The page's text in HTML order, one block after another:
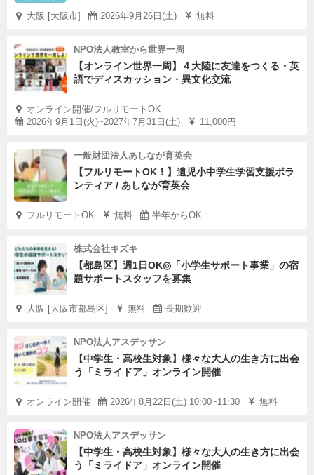
大阪 [大阪市] 2026年9月26日(土) 無料
NPO法人教室から世界一周
【オンライン世界一周】４大陸に友達をつくる・英
語でディスカッション・異文化交流
オンライン開催/フルリモートOK
2026年9月1日(火)~2027年7月31日(土)
11,000円
一般財団法人あしなが育英会
【フルリモートOK！】遺児小中学生学習支援ボラ
ンティア / あしなが育英会
フルリモートOK 無料 半年からOK
株式会社キズキ
【都島区】週1日OK◎「小学生サポート事業」の宿
題サポートスタッフを募集
大阪 [大阪市都島区] 無料 長期歓迎
NPO法人アスデッサン
【中学生・高校生対象】様々な大人の生き方に出会
う「ミライドア」オンライン開催
オンライン開催 2026年8月22日(土) 10:00~11:30 無料
NPO法人アスデッサン
【中学生・高校生対象】様々な大人の生き方に出会
う「ミライドア」オンライン開催